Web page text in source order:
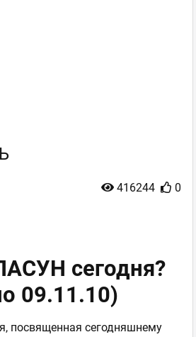
416244 0
сегодня?
09.11.10)
посвященная сегодняшнему